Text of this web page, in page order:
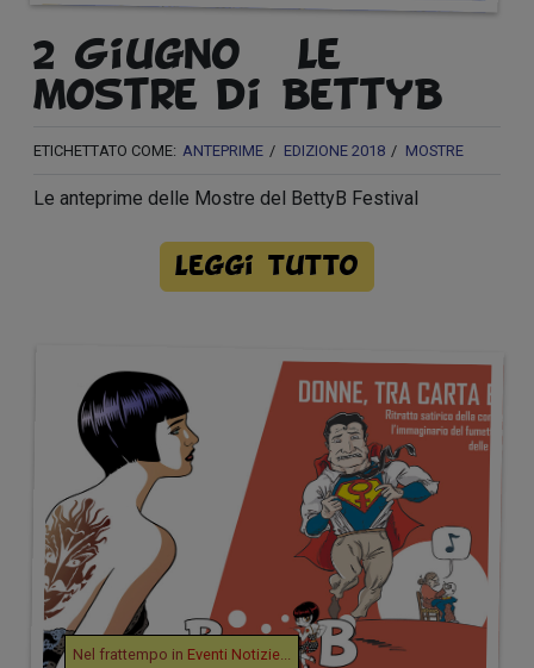
2 Giugno – Le
mostre di BettyB
ETICHETTATO COME: ANTEPRIME EDIZIONE 2018 MOSTRE
Le anteprime delle Mostre del BettyB Festival
Leggi tutto
Nel frattempo in Eventi Notizie...